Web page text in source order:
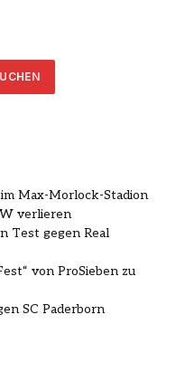
Max-Morlock-Stadion
verlieren
Test gegen Real
von ProSieben zu
SC Paderborn